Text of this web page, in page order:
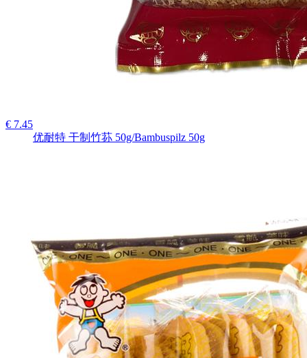
€ 7.45
优耐特 干制竹荪 50g/Bambuspilz 50g